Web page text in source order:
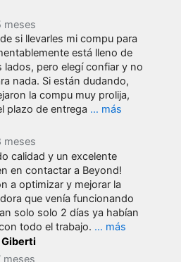
meses
si llevarles mi compu para
está lleno de
pero elegí confiar y no
nada. Si están dudando,
la compu muy prolija,
plazo de entrega … más
meses
calidad y un excelente
en contactar a Beyond!
a optimizar y mejorar la
que venía funcionando
solo solo 2 días ya habían
todo el trabajo. … más
Giberti
meses